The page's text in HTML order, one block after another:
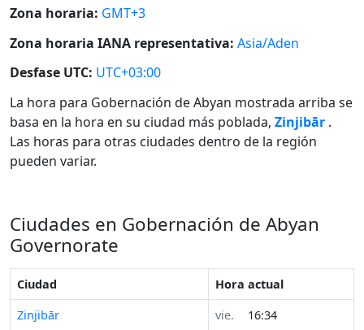
Zona horaria: GMT+3
Zona horaria IANA representativa: Asia/Aden
Desfase UTC: UTC+03:00
La hora para Gobernación de Abyan mostrada arriba se
basa en la hora en su ciudad más poblada, Zinjibār .
Las horas para otras ciudades dentro de la región
pueden variar.
Ciudades en Gobernación de Abyan
Governorate
Ciudad
Hora actual
Zinjibār
vie.
16:34